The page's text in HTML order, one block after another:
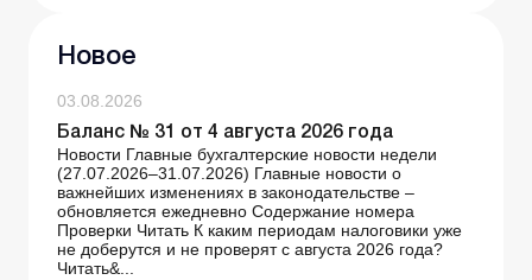
Новое
03.08.2026
Баланс № 31 от 4 августа 2026 года
Новости Главные бухгалтерские новости недели
(27.07.2026–31.07.2026) Главные новости о
важнейших изменениях в законодательстве –
обновляется ежедневно Содержание номера
Проверки Читать К каким периодам налоговики уже
не доберутся и не проверят с августа 2026 года?
Читать&...